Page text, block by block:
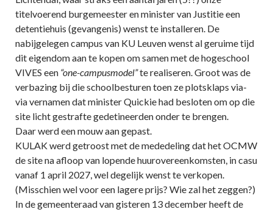
titelvoerend burgemeester en minister van Justitie een
detentiehuis (gevangenis) wenst te installeren. De
nabijgelegen campus van KU Leuven wenst al geruime tijd
dit eigendom aan te kopen om samen met de hogeschool
VIVES een “one-campusmodel”te realiseren. Groot was de
verbazing bij die schoolbesturen toen ze plotsklaps via-
via vernamen dat minister Quickie had besloten om op die
site licht gestrafte gedetineerden onder te brengen.
Daar werd een mouw aan gepast.
KULAK werd getroost met de mededeling dat het OCMW
de site na afloop van lopende huurovereenkomsten, in casu
vanaf 1 april 2027, wel degelijk wenst te verkopen.
(Misschien wel voor een lagere prijs? Wie zal het zeggen?)
In de gemeenteraad van gisteren 13 december heeft de